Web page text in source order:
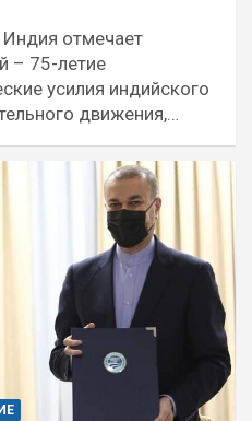
Индия отмечает
– 75-летие
усилия индийского
движения,…